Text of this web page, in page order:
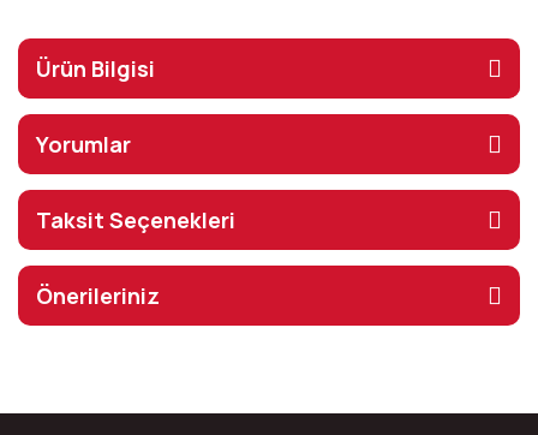
Ürün Bilgisi
Yorumlar
Taksit Seçenekleri
Önerileriniz